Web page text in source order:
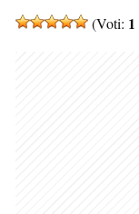
(Voti: 1